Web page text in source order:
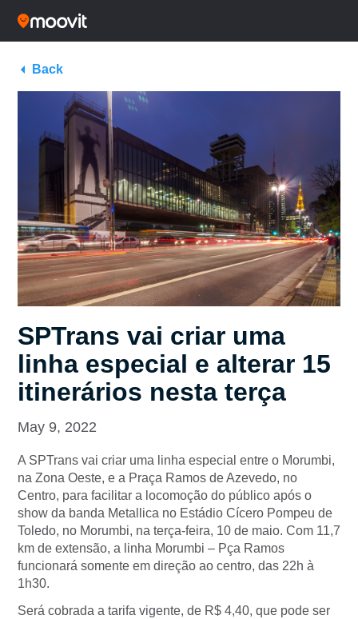
Back
SPTrans vai criar uma
linha especial e alterar 15
itinerários nesta terça
May 9, 2022
A SPTrans vai criar uma linha especial entre o Morumbi,
na Zona Oeste, e a Praça Ramos de Azevedo, no
Centro, para facilitar a locomoção do público após o
show da banda Metallica no Estádio Cícero Pompeu de
Toledo, no Morumbi, na terça-feira, 10 de maio. Com 11,7
km de extensão, a linha Morumbi – Pça Ramos
funcionará somente em direção ao centro, das 22h à
1h30.
Será cobrada a tarifa vigente, de R$ 4,40, que pode ser